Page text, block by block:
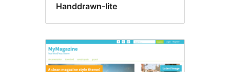
Handdrawn-lite